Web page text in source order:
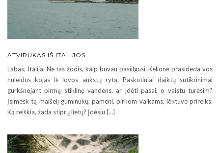
ATVIRUKAS IŠ ITALIJOS
Labas, Italija. Ne tas žodis, kaip buvau pasiilgusi. Kelionė prasideda vos
nuleidus kojas iš lovos ankstų rytą. Paskutiniai daiktų sutikrinimai
gurkšnojant pirmą stiklinę vandens, ar įdėti pasai, o vaistų turėsim?
Įsimesk tą maišelį guminukų, pameni, pirkom vaikams, lėktuve prireiks.
Ką reiškia, žada stiprų lietų? Įdėsiu […]